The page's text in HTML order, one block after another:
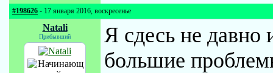
#198626 - 17 января 2016, воскресенье
Natali
Прибывший
Я сдесь не давно
большие